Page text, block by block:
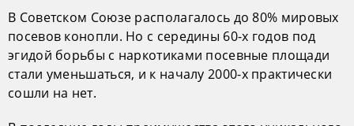
В Советском Союзе располагалось до 80% мировых
посевов конопли. Но с середины 60-х годов под
эгидой борьбы с наркотиками посевные площади
стали уменьшаться, и к началу 2000-х практически
сошли на нет.